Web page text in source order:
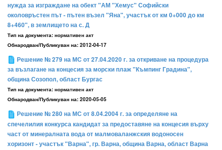
нужда за изграждане на обект "АМ "Хемус" Софийски
околовръстен път - пътен възел "Яна", участък от км 0+000 до км
8+460", в землището на с. Д
Тип на документа: нормативен акт
Обнародван/Публикуван на: 2012-04-17
Решение № 279 на МС от 27.04.2020 г. за откриване на процедура
за възлагане на концесия за морски плаж "Къмпинг Градина",
община Созопол, област Бургас
Тип на документа: нормативен акт
Обнародван/Публикуван на: 2020-05-05
Решение № 280 на МС от 8.04.2004 г. за определяне на
спечелилия конкурса кандидат за предоставяне на концесия върху
част от минералната вода от малмоваланжския водоносен
хоризонт - участък "Варна", гр. Варна, община Варна, област Варна